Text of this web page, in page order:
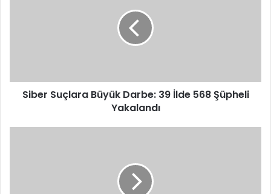
Yakalandı
Siber Suçlara Büyük Darbe: 39 İlde 568 Şüpheli
Yakalandı